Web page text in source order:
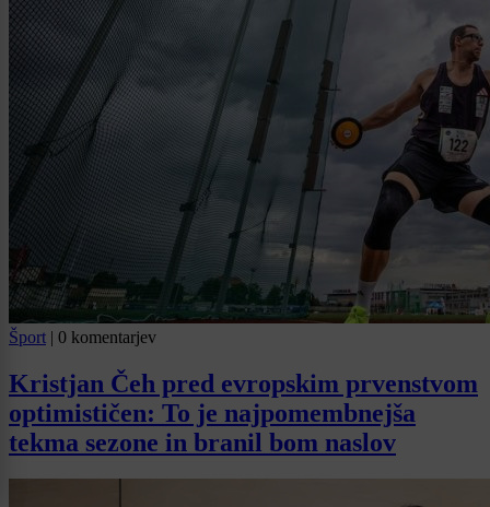
Šport | 0 komentarjev
Kristjan Čeh pred evropskim prvenstvom
optimističen: To je najpomembnejša
tekma sezone in branil bom naslov